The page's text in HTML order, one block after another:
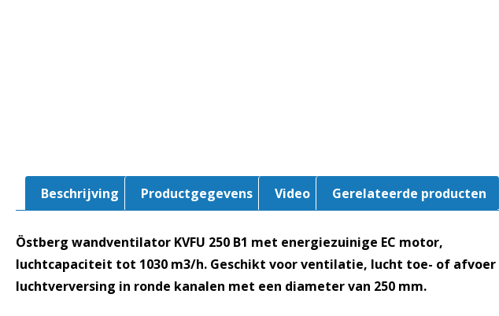
Beschrijving Productgegevens Video Gerelateerde producten
Östberg wandventilator KVFU 250 B1 met energiezuinige EC motor,
luchtcapaciteit tot 1030 m3/h. Geschikt voor ventilatie, lucht toe- of afvoer
luchtverversing in ronde kanalen met een diameter van 250 mm.